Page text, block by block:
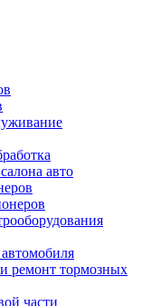
авто
ремонт тормозных
части